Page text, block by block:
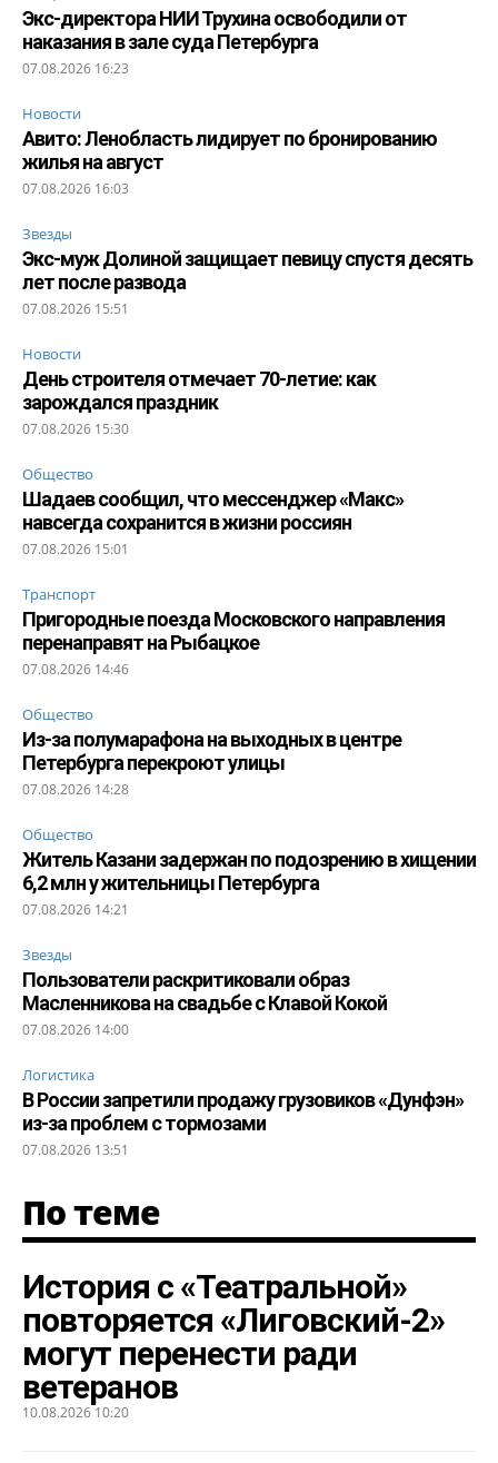
Экс-директора НИИ Трухина освободили от
наказания в зале суда Петербурга
07.08.2026 16:23
Новости
Авито: Ленобласть лидирует по бронированию
жилья на август
07.08.2026 16:03
Звезды
Экс-муж Долиной защищает певицу спустя десять
лет после развода
07.08.2026 15:51
Новости
День строителя отмечает 70-летие: как
зарождался праздник
07.08.2026 15:30
Общество
Шадаев сообщил, что мессенджер «Макс»
навсегда сохранится в жизни россиян
07.08.2026 15:01
Транспорт
Пригородные поезда Московского направления
перенаправят на Рыбацкое
07.08.2026 14:46
Общество
Из-за полумарафона на выходных в центре
Петербурга перекроют улицы
07.08.2026 14:28
Общество
Житель Казани задержан по подозрению в хищении
6,2 млн у жительницы Петербурга
07.08.2026 14:21
Звезды
Пользователи раскритиковали образ
Масленникова на свадьбе с Клавой Кокой
07.08.2026 14:00
Логистика
В России запретили продажу грузовиков «Дунфэн»
из-за проблем с тормозами
07.08.2026 13:51
По теме
История с «Театральной»
повторяется «Лиговский-2»
могут перенести ради
ветеранов
10.08.2026 10:20